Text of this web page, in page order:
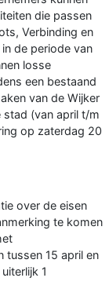
die passen
Verbinding en
de periode van
losse
een bestaand
van de Wijker
stad (van april t/m
op zaterdag 20
over de eisen
te komen
tussen 15 april en
1